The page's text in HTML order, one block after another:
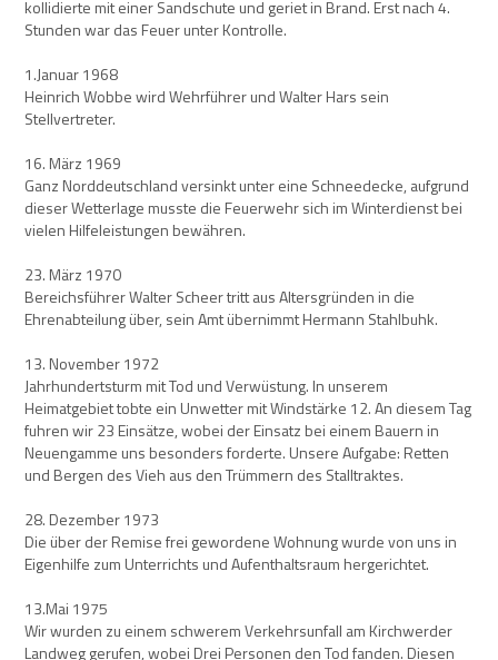
kollidierte mit einer Sandschute und geriet in Brand. Erst nach 4.
Stunden war das Feuer unter Kontrolle.
1.Januar 1968
Heinrich Wobbe wird Wehrführer und Walter Hars sein
Stellvertreter.
16. März 1969
Ganz Norddeutschland versinkt unter eine Schneedecke, aufgrund
dieser Wetterlage musste die Feuerwehr sich im Winterdienst bei
vielen Hilfeleistungen bewähren.
23. März 1970
Bereichsführer Walter Scheer tritt aus Altersgründen in die
Ehrenabteilung über, sein Amt übernimmt Hermann Stahlbuhk.
13. November 1972
Jahrhundertsturm mit Tod und Verwüstung. In unserem
Heimatgebiet tobte ein Unwetter mit Windstärke 12. An diesem Tag
fuhren wir 23 Einsätze, wobei der Einsatz bei einem Bauern in
Neuengamme uns besonders forderte. Unsere Aufgabe: Retten
und Bergen des Vieh aus den Trümmern des Stalltraktes.
28. Dezember 1973
Die über der Remise frei gewordene Wohnung wurde von uns in
Eigenhilfe zum Unterrichts und Aufenthaltsraum hergerichtet.
13.Mai 1975
Wir wurden zu einem schwerem Verkehrsunfall am Kirchwerder
Landweg gerufen, wobei Drei Personen den Tod fanden. Diesen